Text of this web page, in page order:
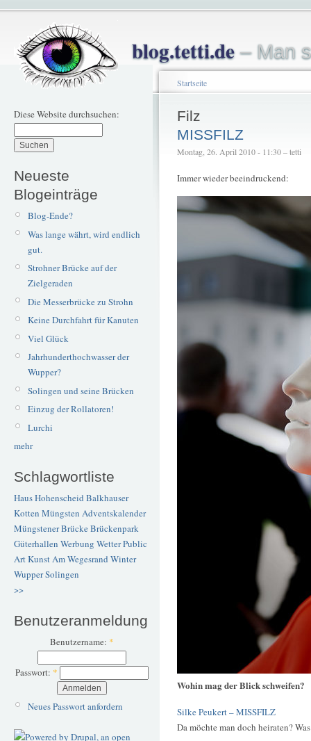
blog.tetti.de– Man
Diese Website durchsuchen:
Neueste
Blogeinträge
Blog-Ende?
Was lange währt, wird endlich
gut.
Strohner Brücke auf der
Zielgeraden
Die Messerbrücke zu Strohn
Keine Durchfahrt für Kanuten
Viel Glück
Jahrhunderthochwasser der
Wupper?
Solingen und seine Brücken
Einzug der Rollatoren!
Lurchi
mehr
Schlagwortliste
Haus Hohenscheid Balkhauser
Kotten Müngsten Adventskalender
Müngstener BrückeBrückenpark
Güterhallen Werbung WetterPublic
ArtKunstAm Wegesrand Winter
WupperSolingen
>>
Benutzeranmeldung
Benutzername: *
Passwort: *
Neues Passwort anfordern
Startseite
Filz
MISSFILZ
Montag, 26. April 2010 - 11:30 – tetti
Immer wieder beeindruckend:
Wohin mag der Blick schweifen?
Silke Peukert – MISSFILZ
Da möchte man doch heiraten?